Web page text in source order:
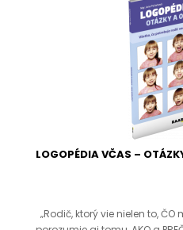
LOGOPÉDIA VČAS –
„Rodič, ktorý vie nielen to,